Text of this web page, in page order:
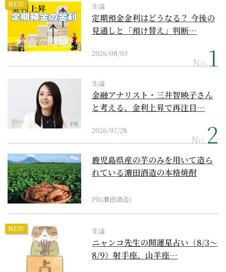
NEW 生活
定期預金金利はどうなる？ 今後の
見通しと「預け替え」判断…
2026/08/03
No.
PR
生活
金融アナリスト・三井智映子さん
と考える、金利上昇で再注目…
2026/07/28
No.
鹿児島県産の芋のみを用いて造ら
れている濵田酒造の本格焼酎
PR(濵田酒造)
NEW 生活
ニャンコ先生の開運星占い（8/3～
8/9）射手座、山羊座…